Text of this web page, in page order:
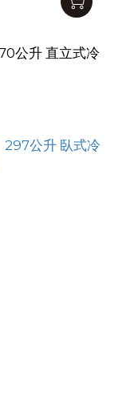
公升 直立式冷